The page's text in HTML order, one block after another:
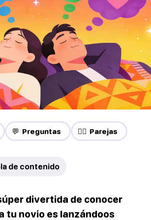
💬 Preguntas ❤️‍🔥 Parejas
de contenido
divertida de conocer
tu novio es lanzándoos